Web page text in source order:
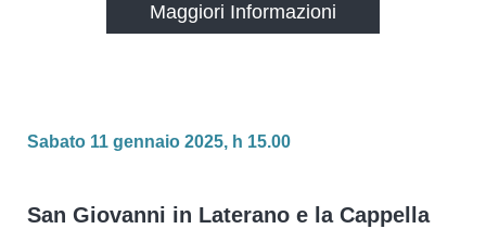
Maggiori Informazioni
Sabato 11 gennaio 2025, h 15.00
San Giovanni in Laterano e la Cappella